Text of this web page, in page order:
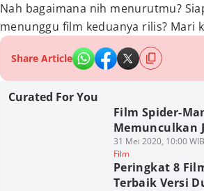
Nah bagaimana nih menurutmu?
menunggu film keduanya rilis? Mari
Share Article
Curated For You
Film Spider-
Memunculkan
31 Mei 2020, 10:00 WIB
Film
Peringkat 8
Terbaik Versi